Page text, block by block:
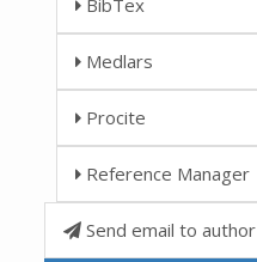
Medlars
Procite
Reference Manager
Send email to author